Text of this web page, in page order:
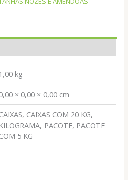
kg
× 0,00 × 0,00 cm
CAIXAS COM 20 KG,
PACOTE, PACOTE
5 KG